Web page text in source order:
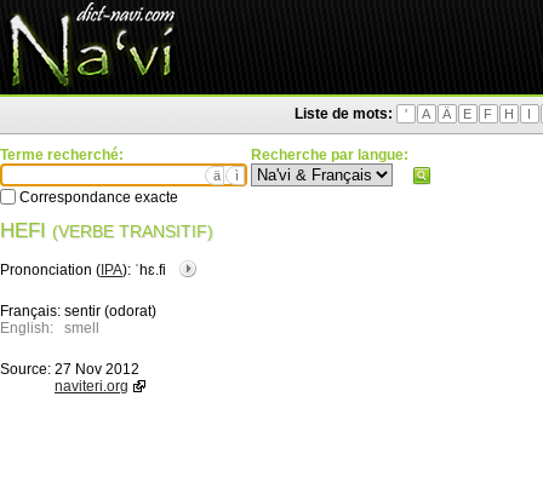
Liste de mots: ' A Ä E F H I
Terme recherché:
ä ì
Correspondance exacte
Recherche par langue:
HEFI (VERBE TRANSITIF)
Prononciation ( IPA): ˈhɛ.fi
Français: sentir (odorat)
English:
smell
Source: 27 Nov 2012
naviteri.org